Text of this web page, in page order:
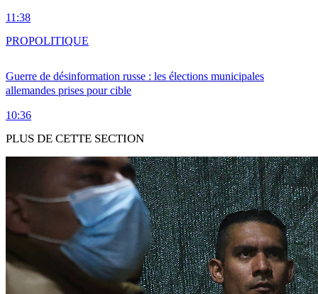
11:38
Guerre de désinformation russe : les élections municipales
allemandes prises pour cible
10:36
PROPOLITIQUE
PLUS DE CETTE SECTION